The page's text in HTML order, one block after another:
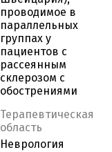
проводимое в
параллельных
группах у
пациентов с
рассеянным
склерозом c
обострениями
Терапевтическая
область
Неврология